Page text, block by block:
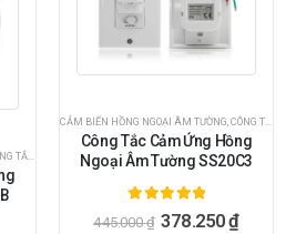
,CÔNG TẮC CẢM ỨNG HỒNG NGOẠI
CẢM BIẾN ,CÔNG TẮC CẢM ỨNG CHUYỂN ĐỘNG
CẢM BIẾN HỒNG NGOẠI ÂM TƯỜNG,CÔNG TẮC CẢM BIẾN
Công Tắc Cảm Ứng Hồng
Ngoại Âm Tường SS20C3
ngoài 5
445.000₫ 378.250₫